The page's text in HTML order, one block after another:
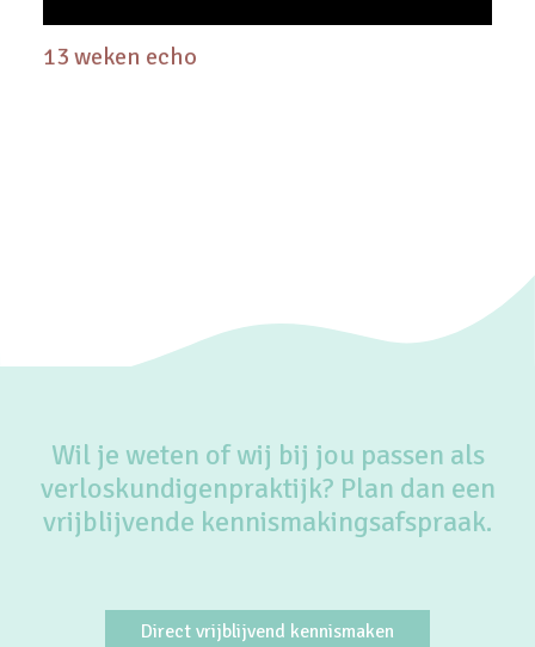
13 weken echo
Wil je weten of wij bij jou passen als
verloskundigenpraktijk? Plan dan een
vrijblijvende kennismakingsafspraak.
Direct vrijblijvend kennismaken